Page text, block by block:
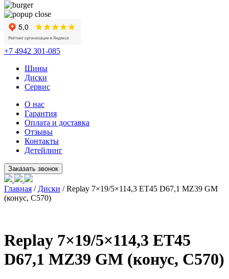
+7 4942 301-085
Шины
Диски
Сервис
О нас
Гарантия
Оплата и доставка
Отзывы
Контакты
Детейлинг
Главная / Диски / Replay 7×19/5×114,3 ET45 D67,1 MZ39 GM
(конус, C570)
Replay 7×19/5×114,3 ET45
D67,1 MZ39 GM (конус, C570)